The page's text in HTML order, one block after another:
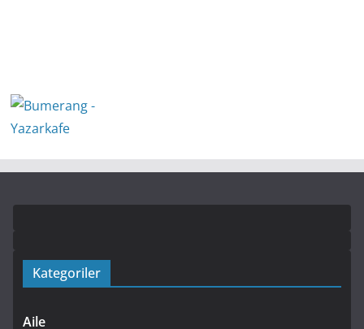
Kategoriler
Aile